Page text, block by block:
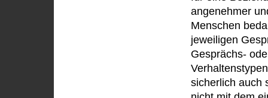
angenehmer
Menschen
jeweiligen
Gesprächs-
sicherlich auch